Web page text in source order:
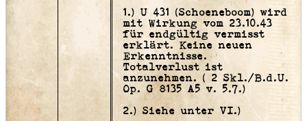
1.) U 431 (Schoeneboom) wird
mit Wirkung vom 23.10.43
für endgültig vermisst
erklärt. Keine neuen
Erkenntnisse.
Totalverlust ist
anzunehmen. ( 2 Skl./B.d.U.
Op. G 8135 A5 v. 5.7.)
2.) Siehe unter VI.)